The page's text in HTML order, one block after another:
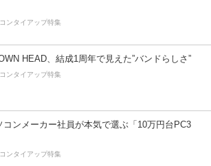
ンタイアップ特集
HEAD、結成1周年で見えた”バンドらしさ”
ンタイアップ特集
コンメーカー社員が本気で選ぶ「10万円台PC3
ンタイアップ特集